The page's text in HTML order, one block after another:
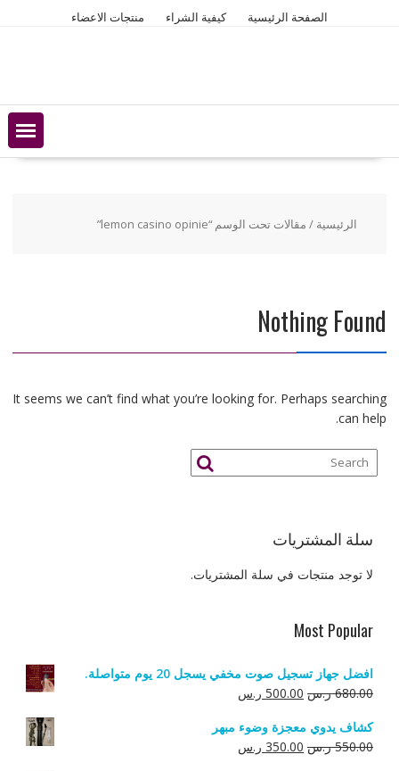
الصفحة الرئيسية كيفية الشراء منتجات الاعضاء
الرئيسية / مقالات تحت الوسم “lemon casino opinie”
Nothing Found
It seems we can’t find what you’re looking for. Perhaps searching
can help.
سلة المشتريات
لا توجد منتجات في سلة المشتريات.
Most Popular
افضل جهاز تسجيل صوت مخفي يسجل 20 يوم متواصلة.
680.00 ر.س السعر
هو:
680.00 ر.س.
500.00 ر.سالسعر
هو:
500.00 ر.س.
كشاف يدوي معجزة وضوء مبهر
550.00 ر.س السعر
350.00 ر.سالسعر